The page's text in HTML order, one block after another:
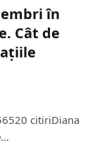
în
Cât de
citiriDiana